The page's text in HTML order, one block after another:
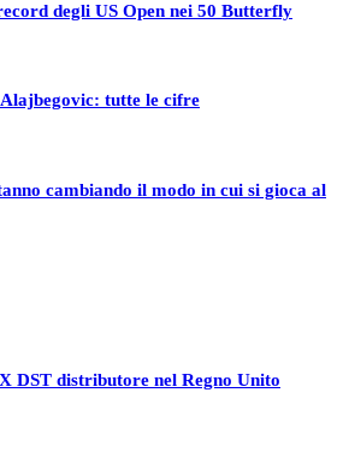
degli US Open nei 50 Butterfly
tutte le cifre
cambiando il modo in cui si gioca al
DST distributore nel Regno Unito